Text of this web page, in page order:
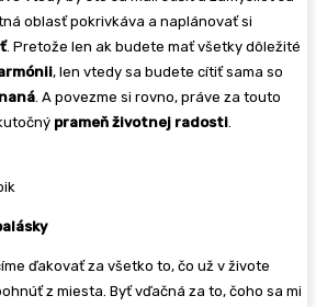
oblasť pokrivkáva a naplánovať si
. Pretože len ak budete mať všetky dôležité
, len vtedy sa budete cítiť sama so
. A povezme si rovno, práve za touto
prameň životnej radosti.
ďakovať za všetko to, čo už v živote
z miesta. Byť vďačná za to, čoho sa mi